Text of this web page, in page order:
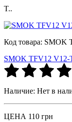
T..
Код товара: SMOK
SMOK TFV12 V12-
Наличие: Нет в
ЦЕНА 110 грн